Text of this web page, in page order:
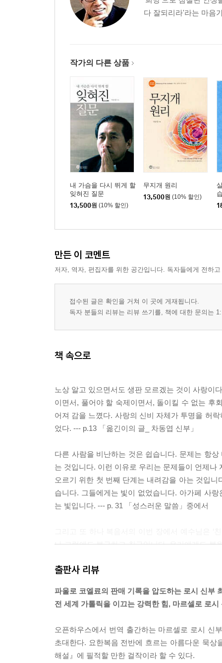
다 잘되리라'라는 마음
작가의 다른 상품
내 가슴을 다시 뛰게 할
잊혀진 질문
13,500원 (10% 할인)
무지개 원리
13,500원 (10% 할인)
만든 이 코멘트
저자, 역자, 편집자를 위한 공간입니다. 독자들에게 전하
접수된 글은 확인을 거쳐 이 곳에 게재됩니다.
독자 분들의 리뷰는 리뷰 쓰기를, 책에 대한 문의는
책 속으로
노상 알고 있으면서도 생판 모르겠는 것이 사랑이
이면서, 풀어야 할 숙제이면서, 돌이킬 수 없는 후
어져 감을 느꼈다. 사랑의 신비 자체가 투명을 허
었다. --- p.13 「옮긴이의 글_ 차동엽 신부」
다른 사람을 비난하는 것은 쉽습니다. 문제는 항
는 것입니다. 이런 이유로 우리는 문제들이 언제나
오르기 위한 첫 번째 단계는 내려감을 아는 것입
습니다. 그들에게는 빛이 없었습니다. 아가페 사
는 빛입니다. --- p. 31 「성스러운 말씀」중에서
나 그럼에도 불구하고 친구입니다. 우리에게도 불
을 나누며 완전을 향해 성장해 나가는 것입니다.
진정한 지도자는 그 자신의 기득권을 내세우지 않
우리에게 이 왕국에서 영속성을 보장하지 않습니
니다. 하지만 우리가 피해야 할 것은 이들의 노예
영원한 것 즉, 시간을 초월한 것을 말입니다. ---
출판사 리뷰
파울로 코엘료의 판매 기록을 압도하는 로시 신부
전 세계 가톨릭을 이끄는 강력한 힘, 마르셀로 로
오픈하우스에서 번역 출간하는 마르셀로 로시 신
초대한다. 요한복음 전반에 흐르는 아름다운 묵
해설』에 필적할 만한 걸작이라 할 수 있다.